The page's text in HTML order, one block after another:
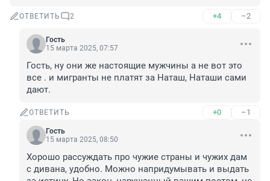
ОТВЕТИТЬ 2 +4 –2
Гость
15 марта 2025, 07:57
Гость, ну они же настоящие мужчины а не вот это
все . и мигранты не платят за Наташ, Наташи сами
дают.
ОТВЕТИТЬ +0 –1
Гость
15 марта 2025, 08:50
Хорошо рассуждать про чужие страны и чужих дам
с дивана, удобно. Можно напридумывать и выдать